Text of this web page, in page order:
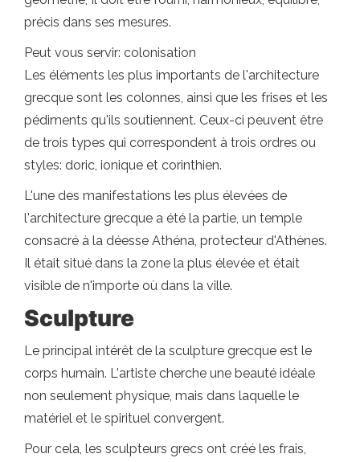
précis dans ses mesures.
Peut vous servir: colonisation
Les éléments les plus importants de l'architecture
grecque sont les colonnes, ainsi que les frises et les
pédiments qu'ils soutiennent. Ceux-ci peuvent être
de trois types qui correspondent à trois ordres ou
styles: doric, ionique et corinthien.
L'une des manifestations les plus élevées de
l'architecture grecque a été la partie, un temple
consacré à la déesse Athéna, protecteur d'Athènes.
Il était situé dans la zone la plus élevée et était
visible de n'importe où dans la ville.
Sculpture
Le principal intérêt de la sculpture grecque est le
corps humain. L'artiste cherche une beauté idéale
non seulement physique, mais dans laquelle le
matériel et le spirituel convergent.
Pour cela, les sculpteurs grecs ont créé les frais,